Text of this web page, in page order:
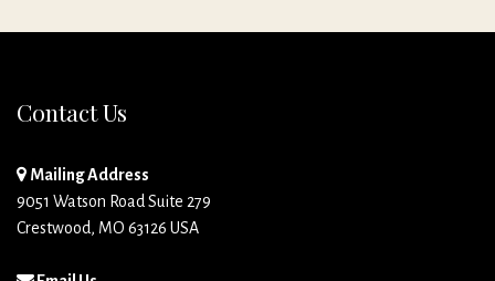
Contact Us
Mailing Address
9051 Watson Road Suite 279
Crestwood, MO 63126 USA